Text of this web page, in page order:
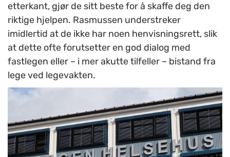
etterkant, gjør de sitt beste for å skaffe deg den
riktige hjelpen. Rasmussen understreker
imidlertid at de ikke har noen henvisningsrett, slik
at dette ofte forutsetter en god dialog med
fastlegen eller – i mer akutte tilfeller – bistand fra
lege ved legevakten.